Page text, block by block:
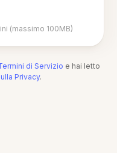
(massimo 100MB)
di Servizio e hai letto
Privacy.